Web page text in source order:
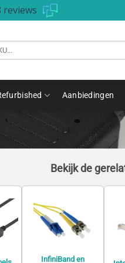
reviews
Aanbiedingen
Bekijk de
InfiniBand en